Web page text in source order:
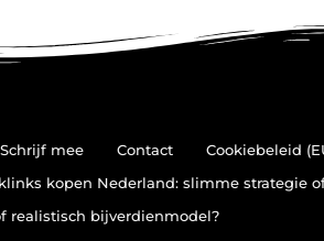
Schrijf mee Contact Cookiebeleid
kopen Nederland: slimme strategie
realistisch bijverdienmodel?